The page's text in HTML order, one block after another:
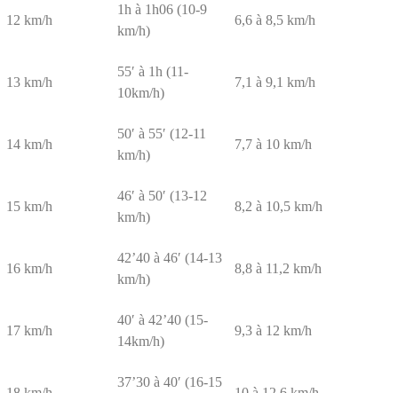
12 km/h
1h à 1h06 (10-9
km/h)
6,6 à 8,5 km/h
13 km/h
55′ à 1h (11-
10km/h)
7,1 à 9,1 km/h
14 km/h
50′ à 55′ (12-11
km/h)
7,7 à 10 km/h
15 km/h
46′ à 50′ (13-12
km/h)
8,2 à 10,5 km/h
16 km/h
42’40 à 46′ (14-13
km/h)
8,8 à 11,2 km/h
17 km/h
40′ à 42’40 (15-
14km/h)
9,3 à 12 km/h
37’30 à 40′ (16-15